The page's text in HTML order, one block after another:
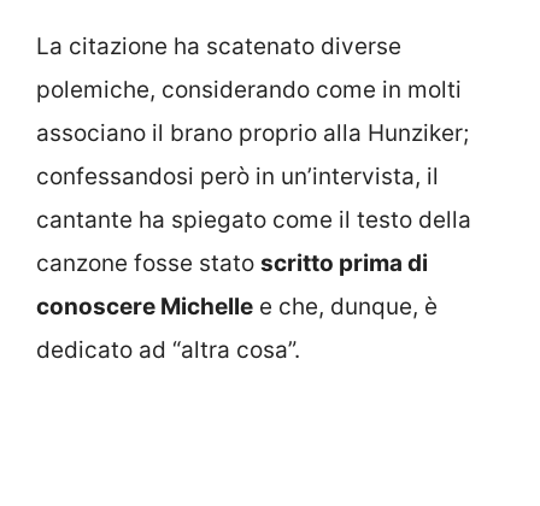
La citazione ha scatenato diverse
polemiche, considerando come in molti
associano il brano proprio alla Hunziker;
confessandosi però in un’intervista, il
cantante ha spiegato come il testo della
canzone fosse stato scritto prima di
conoscere Michelle e che, dunque, è
dedicato ad “altra cosa”.